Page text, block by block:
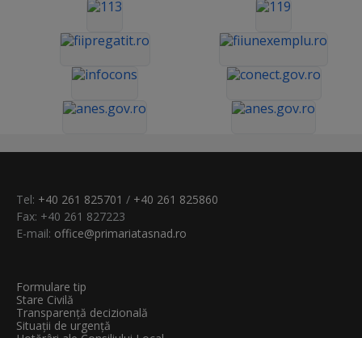
Tel: +40 261 825701 / +40 261 825860
Fax: +40 261 827223
E-mail: office@primariatasnad.ro
Formulare tip
Stare Civilă
Transparenţă decizională
Situații de urgență